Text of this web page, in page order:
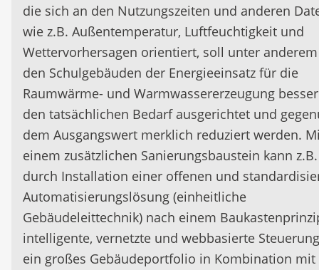
die sich an den Nutzungszeiten und anderen
wie z.B. Außentemperatur, Luftfeuchtigkeit und
Wettervorhersagen orientiert, soll unter
den Schulgebäuden der Energieeinsatz für die
Raumwärme- und Warmwassererzeugung
den tatsächlichen Bedarf ausgerichtet und
dem Ausgangswert merklich reduziert werden.
einem zusätzlichen Sanierungsbaustein kann z.B.
durch Installation einer offenen und
Automatisierungslösung (einheitliche
Gebäudeleittechnik) nach einem
intelligente, vernetzte und webbasierte
ein großes Gebäudeportfolio in Kombination mit